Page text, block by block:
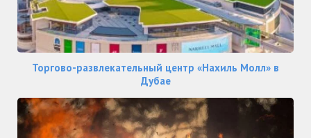
Торгово-развлекательный центр «Нахиль Молл» в
Дубае